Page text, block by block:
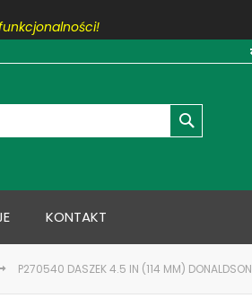
KONTAKT
P270540 DASZEK 4.5 IN (114 MM) DONALDSON